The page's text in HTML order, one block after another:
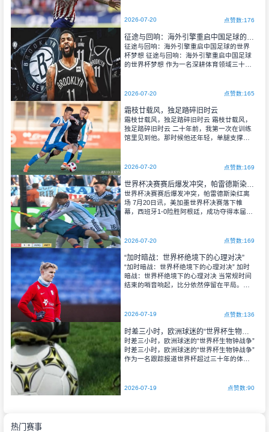
灭的瞬间。这一次，当足协高层亲临督战的
2026-07-20 点赞数:176
征途与回响：海外引擎重启中国足球的世界
杯梦想 征途与回响：海外引擎重启中国足球
的世界杯梦想 作为一名深耕体育领域三十年
壮而执着的朝圣。当“归化球员”这一概念从争
2026-07-20 点赞数:165
霜枝廿载风，独足踏碎旧时云
霜枝廿载风，独足踏碎旧时云 霜枝廿载风，
独足踏碎旧时云 二十年前，我第一次在训练
馆里见到他。那时候他还年轻，单腿支撑着
脸上，他正在做一个看似简单的动作——
2026-07-20 点赞数:169
世界杯决赛赛后爆发冲突，帕雷德斯染红离场
世界杯决赛赛后爆发冲突，帕雷德斯染红离
场 ​7月20日讯，美加墨世界杯决赛落下帷
幕，西班牙1-0险胜阿根廷，成功夺得本届世
而错失卫冕的阿根廷球员满心遗憾、情绪低
赛后曾爆发激烈的球员冲突，场面一度十分
混乱，帕雷德斯成为冲突核心人物，最终被
主裁判记录行为并出示红牌。
2026-07-20 点赞数:169
“加时暗战：世界杯绝境下的心理对决”
“加时暗战：世界杯绝境下的心理对决” 加时
暗战：世界杯绝境下的心理对决 当常规时间
结束的哨音响起，比分依然停留在平局。那
热。我看着球员们走向场边，有人低头大口
2026-07-19 点赞数:136
时差三小时，欧洲球迷的“世界杯生物钟战争”
时差三小时，欧洲球迷的“世界杯生物钟战争”
时差三小时，欧洲球迷的“世界杯生物钟战争”
作为一名跟踪报道世界杯超过三十年的体育
告，却贯穿每一届世界杯——那就是欧洲球
2026-07-19 点赞数:90
热门赛事